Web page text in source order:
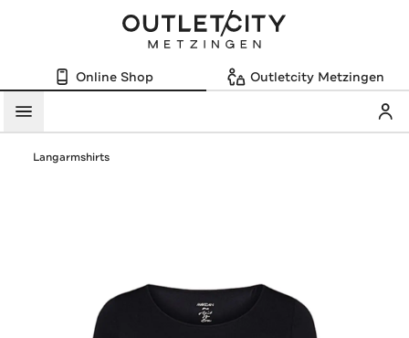
Online Shop Outletcity Metzingen
Menü
Langarmshirts